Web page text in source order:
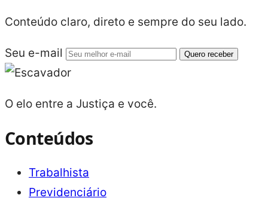
Conteúdo claro, direto e sempre do seu lado.
Seu e-mail Quero receber
O elo entre a Justiça e você.
Conteúdos
Trabalhista
Previdenciário